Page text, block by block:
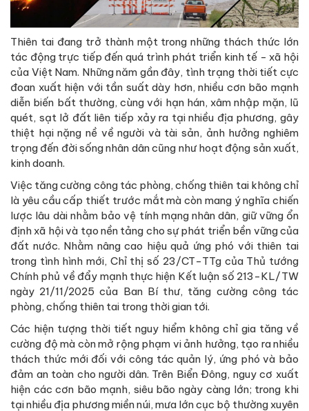
Thiên tai đang trở thành một trong những thách thức lớn
tác động trực tiếp đến quá trình phát triển kinh tế - xã hội
của Việt Nam. Những năm gần đây, tình trạng thời tiết cực
đoan xuất hiện với tần suất dày hơn, nhiều cơn bão mạnh
diễn biến bất thường, cùng với hạn hán, xâm nhập mặn, lũ
quét, sạt lở đất liên tiếp xảy ra tại nhiều địa phương, gây
thiệt hại nặng nề về người và tài sản, ảnh hưởng nghiêm
trọng đến đời sống nhân dân cũng như hoạt động sản xuất,
kinh doanh.
Việc tăng cường công tác phòng, chống thiên tai không chỉ
là yêu cầu cấp thiết trước mắt mà còn mang ý nghĩa chiến
lược lâu dài nhằm bảo vệ tính mạng nhân dân, giữ vững ổn
định xã hội và tạo nền tảng cho sự phát triển bền vững của
đất nước. Nhằm nâng cao hiệu quả ứng phó với thiên tai
trong tình hình mới, Chỉ thị số 23/CT-TTg của Thủ tướng
Chính phủ về đẩy mạnh thực hiện Kết luận số 213-KL/TW
ngày 21/11/2025 của Ban Bí thư, tăng cường công tác
phòng, chống thiên tai trong thời gian tới.
Các hiện tượng thời tiết nguy hiểm không chỉ gia tăng về
cường độ mà còn mở rộng phạm vi ảnh hưởng, tạo ra nhiều
thách thức mới đối với công tác quản lý, ứng phó và bảo
đảm an toàn cho người dân. Trên Biển Đông, nguy cơ xuất
hiện các cơn bão mạnh, siêu bão ngày càng lớn; trong khi
tại nhiều địa phương miền núi, mưa lớn cục bộ thường xuyên